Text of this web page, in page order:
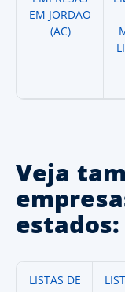
EM JORDAO
(AC)
Veja
estados:
LISTAS DE